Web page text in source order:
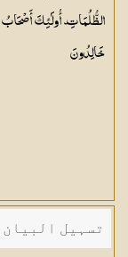
الظُّلُمَاتِ ۗ أُولَٰئِكَ أَصْحَابُ
خَالِدُونَ
تسہیل